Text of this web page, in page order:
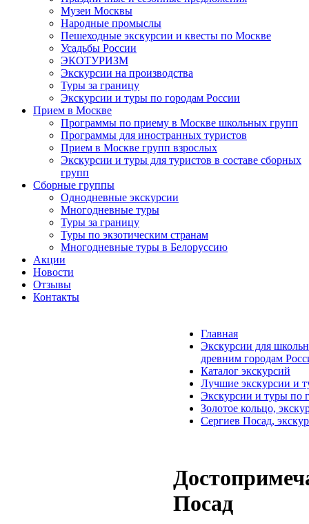
Музеи Москвы
Народные промыслы
Пешеходные экскурсии и квесты по Москве
Усадьбы России
ЭКОТУРИЗМ
Экскурсии на производства
Туры за границу
Экскурсии и туры по городам России
Прием в Москве
Программы по приему в Москве школьных групп
Программы для иностранных туристов
Прием в Москве групп взрослых
Экскурсии и туры для туристов в составе сборных
групп
Сборные группы
Однодневные экскурсии
Многодневные туры
Туры за границу
Туры по экзотическим странам
Многодневные туры в Белоруссию
Акции
Новости
Отзывы
Контакты
Главная
Экскурсии для
древним городам
Каталог экскурсий
Лучшие экскурсии и
Экскурсии и туры по
Золотое кольцо,
Сергиев Посад,
Посад